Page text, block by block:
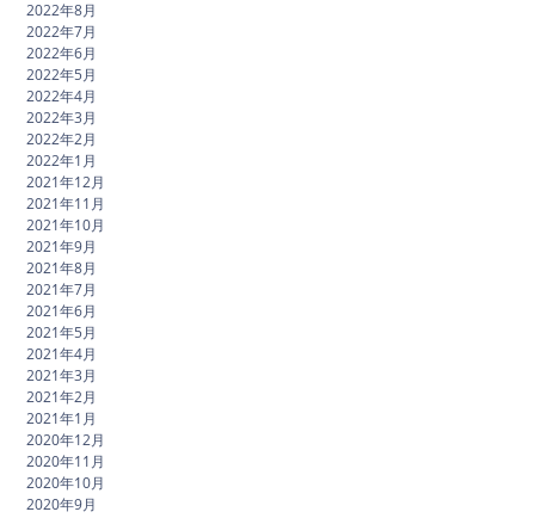
2022年8月
2022年7月
2022年6月
2022年5月
2022年4月
2022年3月
2022年2月
2022年1月
2021年12月
2021年11月
2021年10月
2021年9月
2021年8月
2021年7月
2021年6月
2021年5月
2021年4月
2021年3月
2021年2月
2021年1月
2020年12月
2020年11月
2020年10月
2020年9月